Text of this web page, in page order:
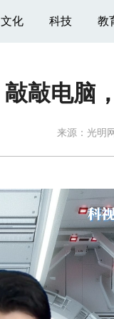
文化 科技 教
敲敲电脑
来源：光明网